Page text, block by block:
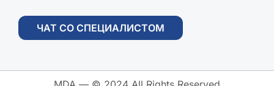
ЧАТ СО СПЕЦИАЛИСТОМ